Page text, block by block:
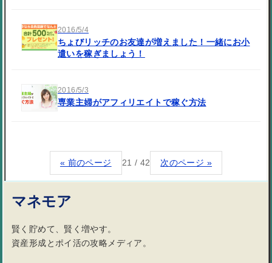
2016/5/4
ちょびリッチのお友達が増えました！一緒にお小
遣いを稼ぎましょう！
2016/5/3
専業主婦がアフィリエイトで稼ぐ方法
« 前のページ 21 / 42 次のページ »
マネモア
賢く貯めて、賢く増やす。
資産形成とポイ活の攻略メディア。